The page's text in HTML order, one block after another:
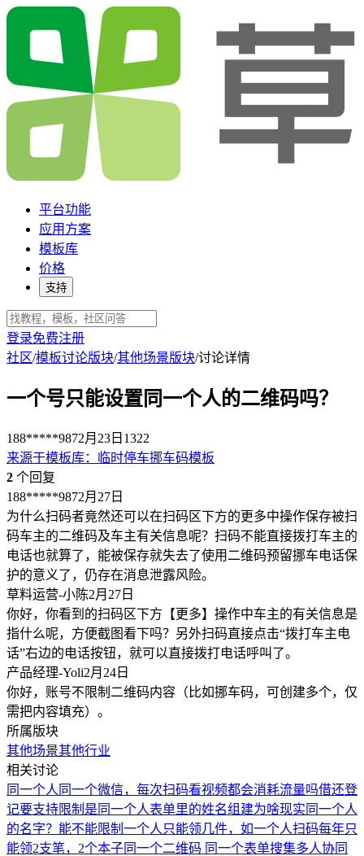
平台功能
应用方案
模板库
价格
支持
登录免费注册
社区/模板讨论版块/其他场景版块/讨论详情
一个号只能设置同一个人的二维码吗？
188*****9872月23日 1322
来源于模板库：
临时停车挪车码模板
2 个回复
188*****9872月27日
为什么扫码者竟然还可以在扫码区下方的更多中操作保存被扫
码车主的二维码及车主有关信息呢？扫码不能直接拨打车主的
电话也就算了，能被保存就失去了使用二维码预留挪车电话保
护的意义了，仍存在消息泄露风险。
草料运营-小陈2月27日
你好，你看到的扫码区下方【更多】操作中车主的有关信息是
指什么呢，方便截图看下吗？另外扫码直接点击“拨打车主电
话”右边的电话按钮，就可以直接拨打电话呼叫了。
产品经理-Yoli2月24日
你好，账号不限制二维码内容（比如挪车码，可创建多个，仅
需把内容填充）。
所属版块
其他场景其他行业
相关讨论
同一个人同一个微信，每次扫码看视频都会消耗流量吗借还登
记要支持限制是同一个人表单里的姓名组建为啥现实同一个人
的名字？ 能不能限制一个人只能领几件，如一个人扫码每年只
能领2支笔，2个本子同一个二维码 同一个表单搜集多人协同